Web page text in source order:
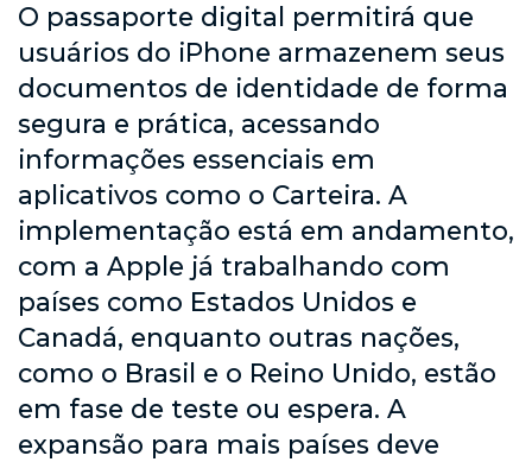
O passaporte digital permitirá que
usuários do iPhone armazenem seus
documentos de identidade de forma
segura e prática, acessando
informações essenciais em
aplicativos como o Carteira. A
implementação está em andamento,
com a Apple já trabalhando com
países como Estados Unidos e
Canadá, enquanto outras nações,
como o Brasil e o Reino Unido, estão
em fase de teste ou espera. A
expansão para mais países deve